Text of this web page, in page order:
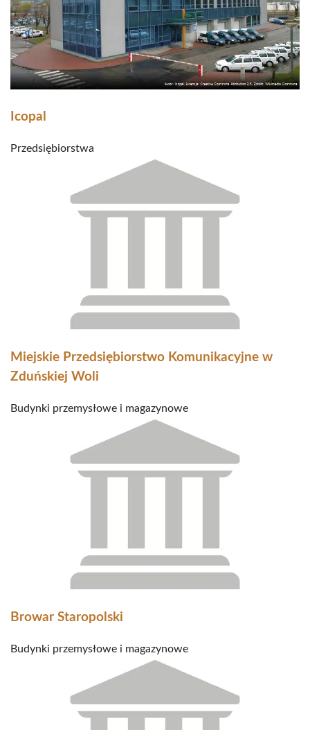
Icopal
Przedsiębiorstwa
Miejskie Przedsiębiorstwo Komunikacyjne w
Zduńskiej Woli
Budynki przemysłowe i magazynowe
Browar Staropolski
Budynki przemysłowe i magazynowe